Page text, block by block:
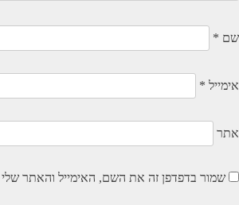
שם *
אימייל *
אתר
שמור בדפדפן זה את השם, האימייל והאתר